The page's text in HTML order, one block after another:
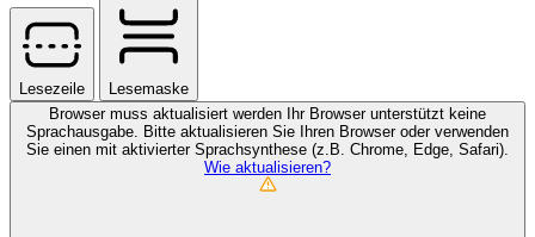
Lesezeile
Lesemaske
Browser muss aktualisiert werden Ihr Browser unterstützt keine
Sprachausgabe. Bitte aktualisieren Sie Ihren Browser oder verwenden
Sie einen mit aktivierter Sprachsynthese (z.B. Chrome, Edge, Safari).
Wie aktualisieren?